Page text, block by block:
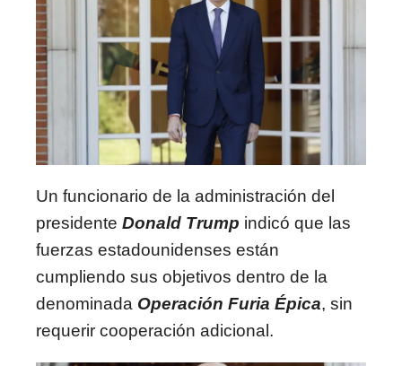
Un funcionario de la administración del
presidente Donald Trump indicó que las
fuerzas estadounidenses están
cumpliendo sus objetivos dentro de la
denominada Operación Furia Épica, sin
requerir cooperación adicional.